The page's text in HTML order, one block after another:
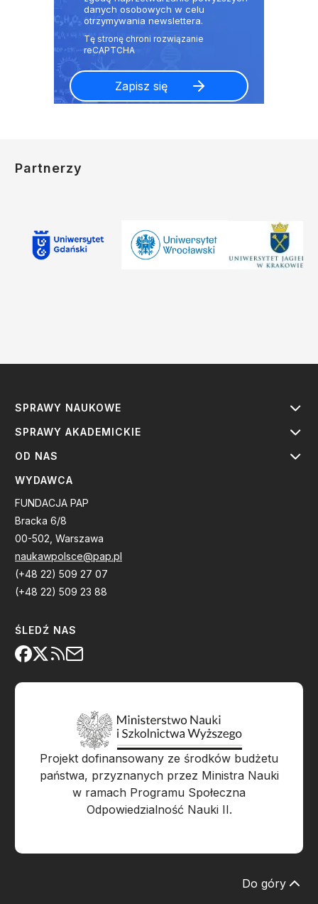
danych osobowych w celu
otrzymywania newslettera.
Partnerzy
SPRAWY NAUKOWE
SPRAWY AKADEMICKIE
OD NAS
WYDAWCA
FUNDACJA PAP
Bracka 6/8
00-502, Warszawa
naukawpolsce@pap.pl
(+48 22) 509 27 07
(+48 22) 509 23 88
ŚLEDŹ NAS
Projekt dofinansowany ze środków budżetu
państwa, przyznanych przez Ministra Nauki
w ramach Programu Społeczna
Odpowiedzialność Nauki II.
Do góry